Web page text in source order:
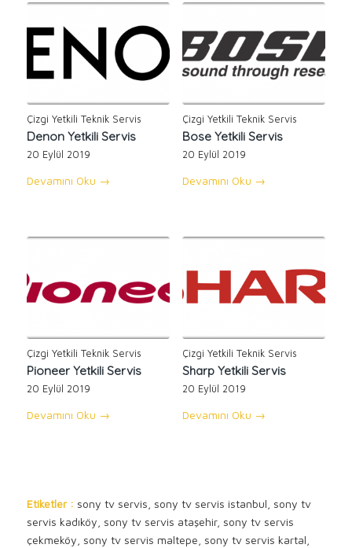
Çizgi Yetkili Teknik Servis
Denon Yetkili Servis
20 Eylül 2019
Devamını Oku →
Çizgi Yetkili Teknik Servis
Bose Yetkili Servis
20 Eylül 2019
Devamını Oku →
Çizgi Yetkili Teknik Servis
Pioneer Yetkili Servis
20 Eylül 2019
Devamını Oku →
Çizgi Yetkili Teknik Servis
Sharp Yetkili Servis
20 Eylül 2019
Devamını Oku →
Etiketler : sony tv servis, sony tv servis istanbul, sony tv
servis kadıköy, sony tv servis ataşehir, sony tv servis
çekmeköy, sony tv servis maltepe, sony tv servis kartal,